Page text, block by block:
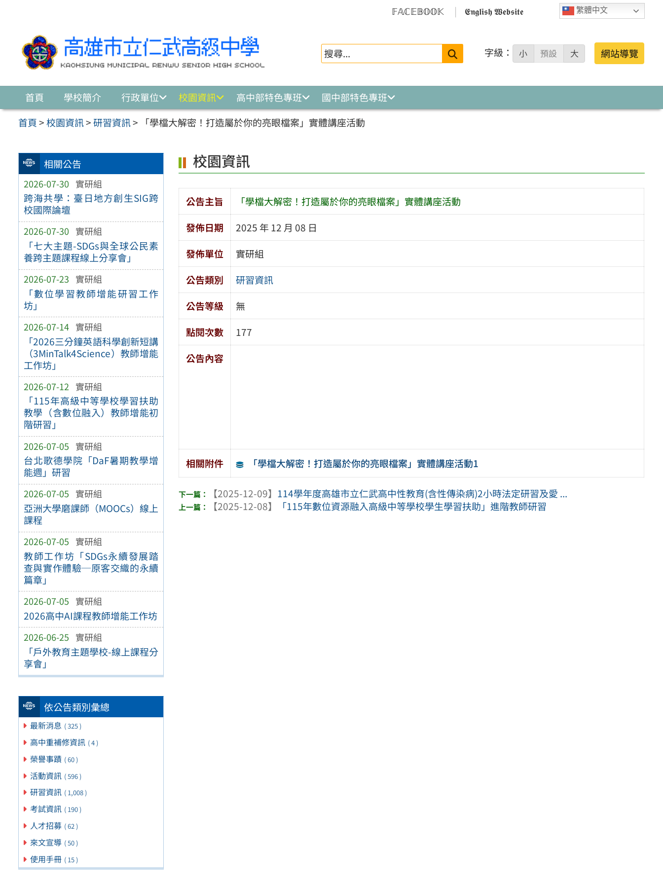
繁體中文
𝔽𝔸ℂ𝔼𝔹𝕆𝕆𝕂 𝕰𝖓𝖌𝖑𝖎𝖘𝖍 𝖂𝖊𝖇𝖘𝖎𝖙𝖊
搜
字級： 小 預設 大 網站導覽
首頁 學校簡介 行政單位 校園資訊 高中部特色專班
國中部特色專班
首頁>校園資訊>研習資訊> 「學檔大解密！打造屬於你的亮眼檔案」實體講座活動
相關公告
2026-07-30 實研組
跨海共學：臺日地方創生SIG跨
校國際論壇
2026-07-30 實研組
「七大主題-SDGs與全球公民素
養跨主題課程線上分享會」
2026-07-23 實研組
「數位學習教師增能研習工作
坊」
2026-07-14 實研組
「2026三分鐘英語科學創新短講
（3MinTalk4Science）教師增能
工作坊」
2026-07-12 實研組
「115年高級中等學校學習扶助
教學（含數位融入）教師增能初
階研習」
2026-07-05 實研組
台北歌德學院「DaF暑期教學增
能週」研習
2026-07-05 實研組
亞洲大學磨課師（MOOCs）線上
課程
2026-07-05 實研組
教師工作坊「SDGs永續發展踏
查與實作體驗─原客交織的永續
篇章」
2026-07-05 實研組
2026高中AI課程教師增能工作坊
2026-06-25 實研組
「戶外教育主題學校-線上課程分
享會」
依公告類別彙總
最新消息 ( 325 )
高中重補修資訊 ( 4 )
榮譽事蹟 ( 60 )
活動資訊 ( 596 )
研習資訊 ( 1,008 )
考試資訊 ( 190 )
人才招募 ( 62 )
來文宣導 ( 50 )
使用手冊 ( 15 )
校園資訊
公告主旨
「學檔大解密！打造屬於你的亮眼檔案」實體講座活動
發佈日期
2025 年 12 月 08 日
發佈單位
實研組
公告類別
研習資訊
公告等級
無
點閱次數
177
公告內容
相關附件 「學檔大解密！打造屬於你的亮眼檔案」實體講座活動1
【2025-12-09】 114學年度高雄市立仁武高中性教育(含性傳染病)2小時法定研習及愛 ...
【2025-12-08】
「115年數位資源融入高級中等學校學生學習扶助」進階教師研習